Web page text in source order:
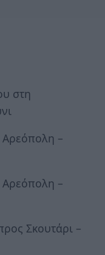
στη
–
–
Σκουτάρι –